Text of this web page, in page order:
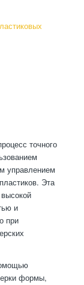
точного
управлением
Эта
и
при
формы,